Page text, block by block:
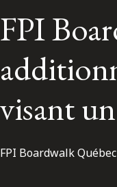
FPI
visant
FPI Boardwalk